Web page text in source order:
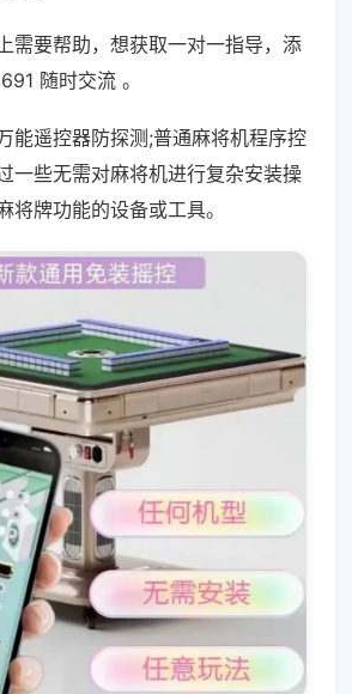
需要帮助，想获取一对一指导，添
随时交流 。
能遥控器防探测;普通麻将机程序控
一些无需对麻将机进行复杂安装操
将牌功能的设备或工具。